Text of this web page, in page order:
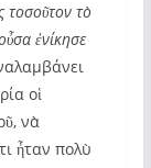
τοσοῦτον τὸ
ἐνίκησε
οἱ
νὰ
ἦταν πολὺ